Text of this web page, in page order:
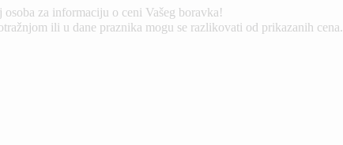
za informaciju o ceni Vašeg boravka!
ili u dane praznika mogu se razlikovati od prikazanih cena.